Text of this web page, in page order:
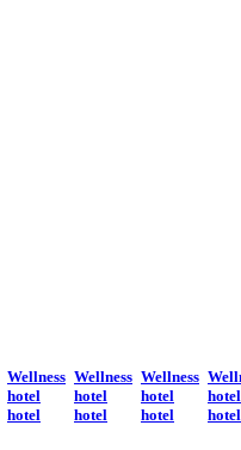
Wellness
hotel
hotel
Wellness
hotel
hotel
Wellness
hotel
hotel
hotel
hotel